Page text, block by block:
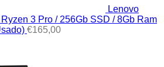
Lenovo
3 Pro / 256Gb SSD / 8Gb Ram
€165,00